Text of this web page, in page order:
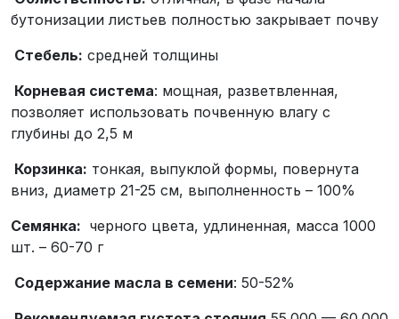
бутонизации листьев полностью закрывает почву
Стебель: средней толщины
Корневая система: мощная, разветвленная,
позволяет использовать почвенную влагу с
глубины до 2,5 м
Корзинка: тонкая, выпуклой формы, повернута
вниз, диаметр 21-25 см, выполненность – 100%
Семянка: черного цвета, удлиненная, масса 1000
шт. – 60-70 г
Содержание масла в семени: 50-52%